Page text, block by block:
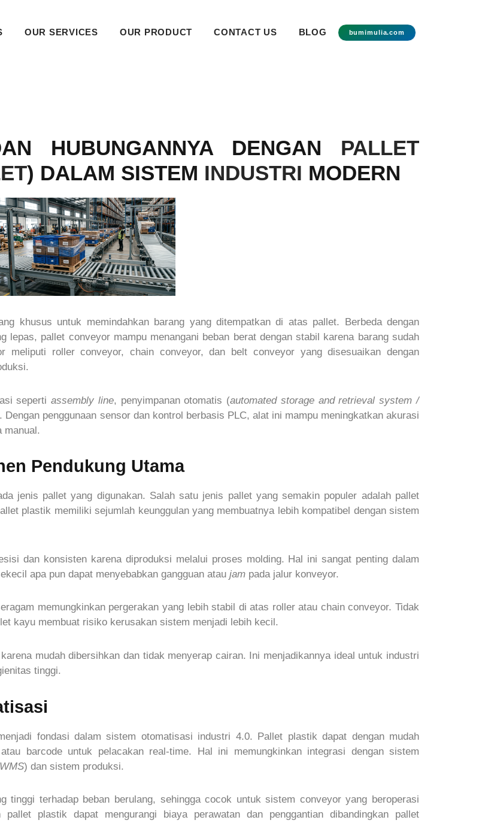
OUR SERVICES OUR PRODUCT CONTACT US BLOG bumimulia.com
HUBUNGANNYA DENGAN PALLET
) DALAM SISTEM INDUSTRI MODERN
khusus untuk memindahkan barang yang ditempatkan di atas pallet. Berbeda dengan
lepas, pallet conveyor mampu menangani beban berat dengan stabil karena barang sudah
meliputi roller conveyor, chain conveyor, dan belt conveyor yang disesuaikan dengan
sepertiassembly line, penyimpanan otomatis (automated storage and retrieval system /
penggunaan sensor dan kontrol berbasis PLC, alat ini mampu meningkatkan akurasi
manual.
Pendukung Utama
jenis pallet yang digunakan. Salah satu jenis pallet yang semakin populer adalah pallet
plastik memiliki sejumlah keunggulan yang membuatnya lebih kompatibel dengan sistem
dan konsisten karena diproduksi melalui proses molding. Hal ini sangat penting dalam
apa pun dapat menyebabkan gangguan atau jam pada jalur konveyor.
memungkinkan pergerakan yang lebih stabil di atas roller atau chain conveyor. Tidak
kayu membuat risiko kerusakan sistem menjadi lebih kecil.
mudah dibersihkan dan tidak menyerap cairan. Ini menjadikannya ideal untuk industri
tinggi.
fondasi dalam sistem otomatisasi industri 4.0. Pallet plastik dapat dengan mudah
barcode untuk pelacakan real-time. Hal ini memungkinkan integrasi dengan sistem
) dan sistem produksi.
terhadap beban berulang, sehingga cocok untuk sistem conveyor yang beroperasi
plastik dapat mengurangi biaya perawatan dan penggantian dibandingkan pallet